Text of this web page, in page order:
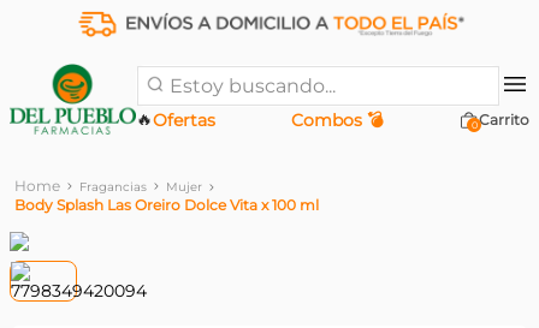
Estoy buscando...
Ofertas
🔥 Combos 💣 0
Fragancias Mujer
Body Splash Las Oreiro Dolce Vita x 100 ml